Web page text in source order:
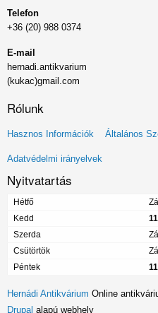
Telefon
+36 (20) 988 0374
E-mail
hernadi.antikvarium
(kukac)gmail.com
Rólunk
Lábléc
menü
Hasznos Információk Általános
Adatvédelmi irányelvek
Nyitvatartás
Hétfő
Kedd
Szerda
Csütörtök
Péntek
Hernádi Antikvárium Online
Drupal alapú webhely